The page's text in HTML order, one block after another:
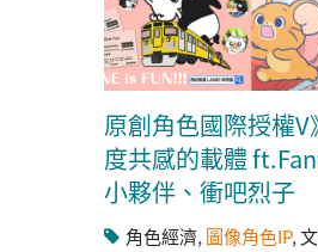
原創角色國際授權
度共感的載體
小夥伴、衝吧烈子
角色經濟,圖像角色IP,